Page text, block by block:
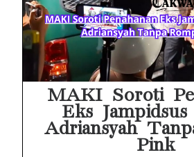
MAKI Soroti
Eks
Adriansyah
Pink